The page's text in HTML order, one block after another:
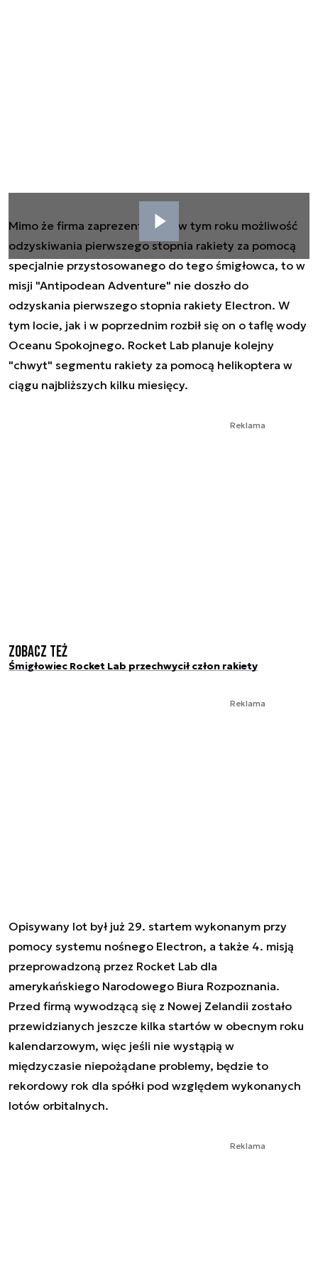
Mimo że firma zaprezentowała w tym roku możliwość
odzyskiwania pierwszego stopnia rakiety za pomocą
specjalnie przystosowanego do tego śmigłowca, to w
misji "Antipodean Adventure" nie doszło do
odzyskania pierwszego stopnia rakiety Electron. W
tym locie, jak i w poprzednim rozbił się on o taflę wody
Oceanu Spokojnego. Rocket Lab planuje kolejny
"chwyt" segmentu rakiety za pomocą helikoptera w
ciągu najbliższych kilku miesięcy.
Reklama
Zobacz też
Śmigłowiec Rocket Lab przechwycił człon rakiety
Reklama
Opisywany lot był już 29. startem wykonanym przy
pomocy systemu nośnego Electron, a także 4. misją
przeprowadzoną przez Rocket Lab dla
amerykańskiego Narodowego Biura Rozpoznania.
Przed firmą wywodzącą się z Nowej Zelandii zostało
przewidzianych jeszcze kilka startów w obecnym roku
kalendarzowym, więc jeśli nie wystąpią w
międzyczasie niepożądane problemy, będzie to
rekordowy rok dla spółki pod względem wykonanych
lotów orbitalnych.
Reklama